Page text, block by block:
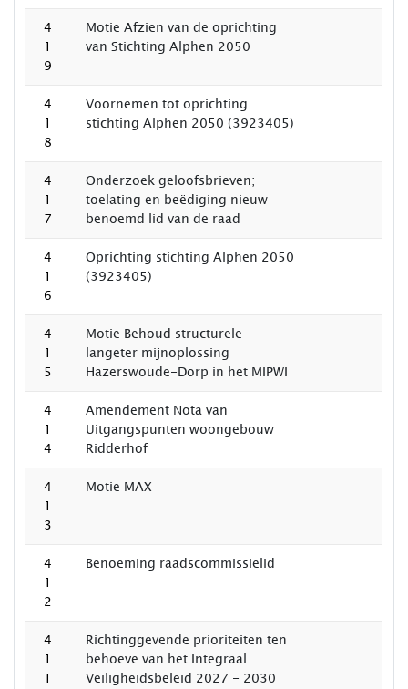
4
1
9
Motie Afzien van de oprichting
van Stichting Alphen 2050
4
1
8
Voornemen tot oprichting
stichting Alphen 2050 (3923405)
4
1
7
Onderzoek geloofsbrieven;
toelating en beëdiging nieuw
benoemd lid van de raad
4
1
6
Oprichting stichting Alphen 2050
(3923405)
4
1
5
Motie Behoud structurele
langeter mijnoplossing
Hazerswoude-Dorp in het MIPWI
4
1
4
Amendement Nota van
Uitgangspunten woongebouw
Ridderhof
4
1
3
Motie MAX
4
1
2
Benoeming raadscommissielid
4
1
1
Richtinggevende prioriteiten ten
behoeve van het Integraal
Veiligheidsbeleid 2027 - 2030